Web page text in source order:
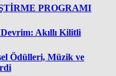
PROGRAMI
Akıllı Kilitli
Ödülleri, Müzik ve